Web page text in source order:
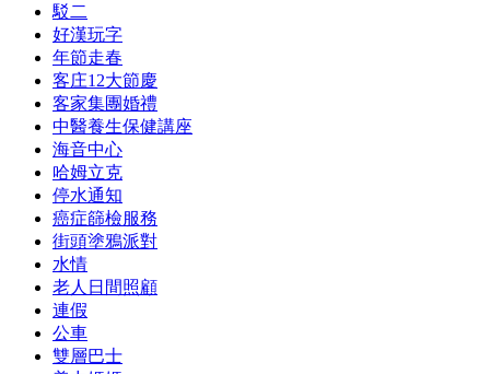
駁二
好漢玩字
年節走春
客庄12大節慶
客家集團婚禮
中醫養生保健講座
海音中心
哈姆立克
停水通知
癌症篩檢服務
街頭塗鴉派對
水情
老人日間照顧
連假
公車
雙層巴士